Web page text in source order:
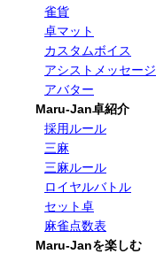
雀貨
卓マット
カスタムボイス
アシストメッセージ
アバター
Maru-Jan卓紹介
採用ルール
三麻
三麻ルール
ロイヤルバトル
セット卓
麻雀点数表
Maru-Janを楽しむ